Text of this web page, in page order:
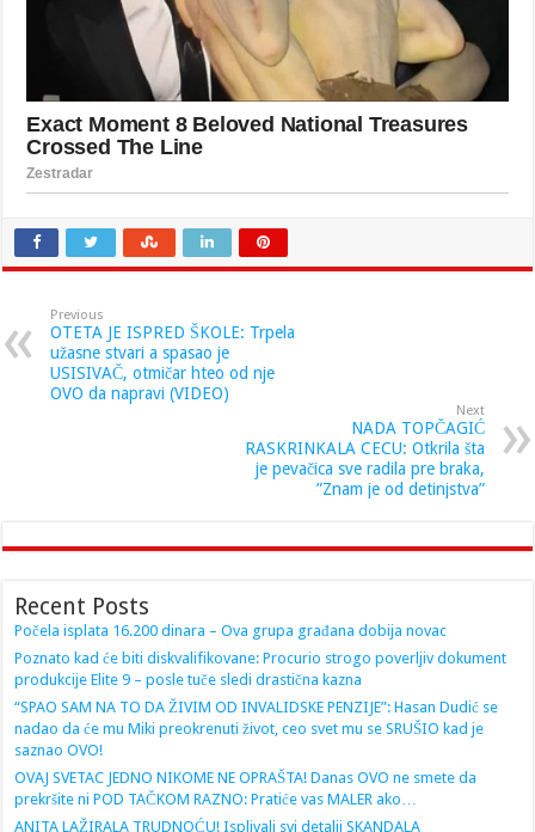
Previous
OTETA JE ISPRED ŠKOLE: Trpela
užasne stvari a spasao je
USISIVAČ, otmičar hteo od nje
OVO da napravi (VIDEO)
Next
NADA TOPČAGIĆ
RASKRINKALA CECU: Otkrila šta
je pevačica sve radila pre braka,
”Znam je od detinjstva”
Recent Posts
Počela isplata 16.200 dinara – Ova grupa građana dobija novac
Poznato kad će biti diskvalifikovane: Procurio strogo poverljiv dokument
produkcije Elite 9 – posle tuče sledi drastična kazna
“SPAO SAM NA TO DA ŽIVIM OD INVALIDSKE PENZIJE”: Hasan Dudić se
nadao da će mu Miki preokrenuti život, ceo svet mu se SRUŠIO kad je
saznao OVO!
OVAJ SVETAC JEDNO NIKOME NE OPRAŠTA! Danas OVO ne smete da
prekršite ni POD TAČKOM RAZNO: Pratiće vas MALER ako…
ANITA LAŽIRALA TRUDNOĆU! Isplivali svi detalji SKANDALA